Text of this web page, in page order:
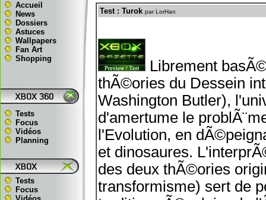
Accueil
News
Dossiers
Astuces
Wallpapers
Fan Art
Shopping
Tests
Focus
Vidéos
Planning
Tests
Focus
Test : Turok par LorHan
Librement
thÃ©ories du Dessein
Washington Butler),
d'amertume le
l'Evolution, en
et dinosaures.
des deux thÃ©ories
transformisme) sert de